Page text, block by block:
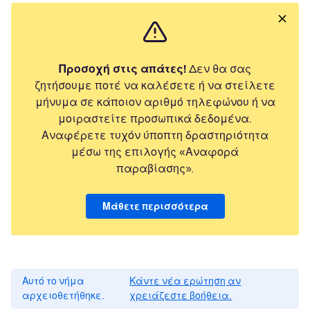
Προσοχή στις απάτες! Δεν θα σας
ζητήσουμε ποτέ να καλέσετε ή να στείλετε
μήνυμα σε κάποιον αριθμό τηλεφώνου ή να
μοιραστείτε προσωπικά δεδομένα.
Αναφέρετε τυχόν ύποπτη δραστηριότητα
μέσω της επιλογής «Αναφορά
παραβίασης».
Μάθετε περισσότερα
Αυτό το νήμα
αρχειοθετήθηκε.
Κάντε νέα ερώτηση αν
χρειάζεστε βοήθεια.